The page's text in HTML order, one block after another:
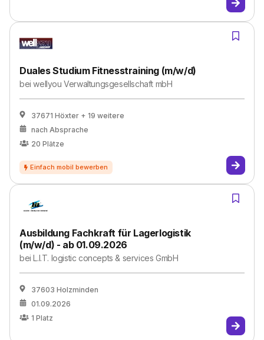
Duales Studium Fitnesstraining (m/w/d)
beiwellyou Verwaltungsgesellschaft mbH
37671 Höxter + 19 weitere
nach Absprache
20 Plätze
Ausbildung Fachkraft für Lagerlogistik
(m/w/d) - ab 01.09.2026
beiL.I.T. logistic concepts & services GmbH
37603 Holzminden
01.09.2026
1 Platz